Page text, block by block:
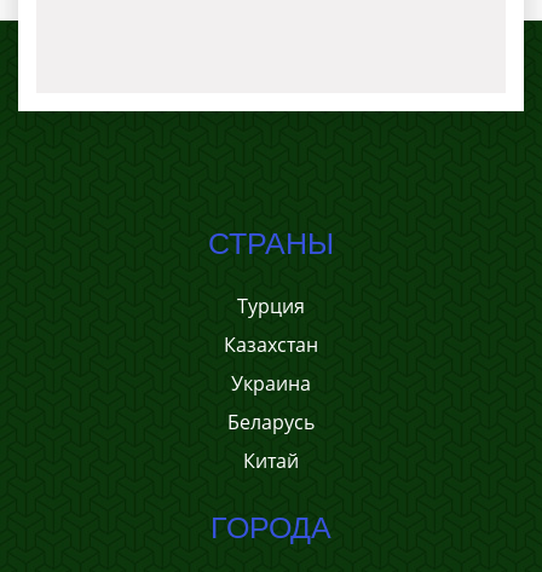
СТРАНЫ
Турция
Казахстан
Украина
Беларусь
Китай
ГОРОДА